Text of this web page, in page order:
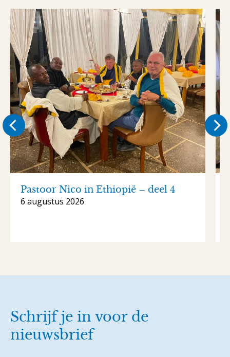
Pastoor Nico in Ethiopië – deel 4
6 augustus 2026
Schrijf je in voor de
nieuwsbrief